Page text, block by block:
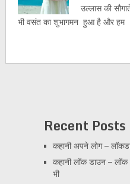
उल्लास की
भी वसंत का शुभागमन हुआ है और हम
Recent Posts
कहानी अपने लोग –
कहानी लॉक डाउन –
भी